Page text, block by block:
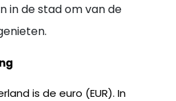
in de stad om van de
is de euro (EUR). In